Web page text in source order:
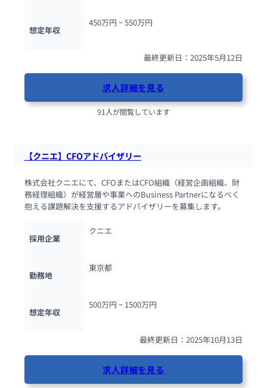
想定年収
450万円 ~ 550万円
最終更新日：2025年5月12日
求人詳細を見る
91人が閲覧しています
【クニエ】CFOアドバイザリー
株式会社クニエにて、CFOまたはCFO組織（経営企画組織、財
務経理組織）が経営層や事業へのBusiness Partnerになるべく
抱える課題解決を支援するアドバイザリーを募集します。
採用企業
クニエ
勤務地
東京都
想定年収
500万円 ~ 1500万円
最終更新日：2025年10月13日
求人詳細を見る